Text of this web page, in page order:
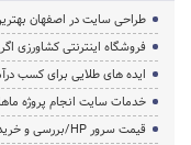
طراحی سایت در اصفهان
فروشگاه اینترنتی کشاورزی
ایده های طلایی برای کسب
خدمات سایت انجام پروژه
قیمت سرور HP/بررسی و خرید سرور اچ پی